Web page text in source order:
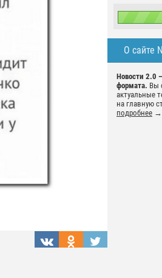
О сайте
Новости 2.0
формата. Вы
актуальные
на главную
подробнее →